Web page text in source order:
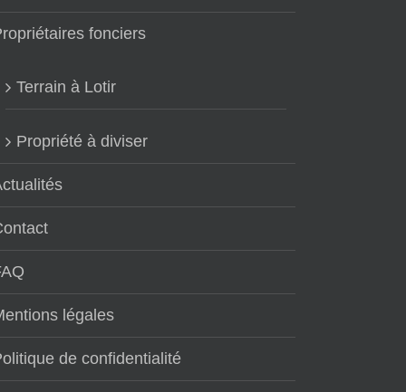
fonciers
Terrain à Lotir
Propriété à diviser
légales
de confidentialité